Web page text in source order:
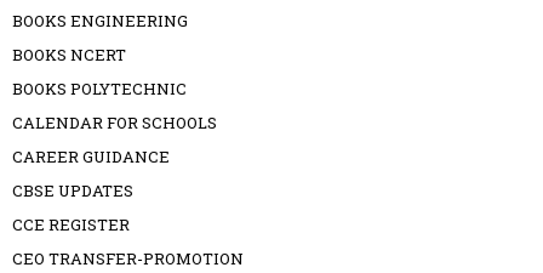
BOOKS ENGINEERING
BOOKS NCERT
BOOKS POLYTECHNIC
CALENDAR FOR SCHOOLS
CAREER GUIDANCE
CBSE UPDATES
CCE REGISTER
CEO TRANSFER-PROMOTION